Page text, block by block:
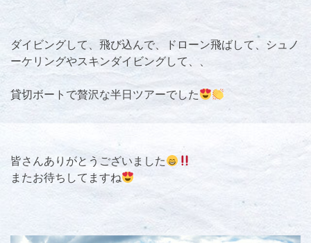
ダイビングして、飛び込んで、ドローン飛ばして、シュノ
ーケリングやスキンダイビングして、、
貸切ボートで贅沢な半日ツアーでした
皆さんありがとうございました
またお待ちしてますね